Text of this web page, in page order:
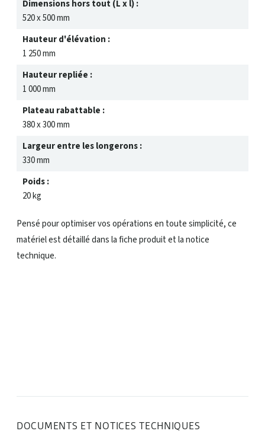
Dimensions hors tout (L x l) :
520 x 500 mm
Hauteur d'élévation :
1 250 mm
Hauteur repliée :
1 000 mm
Plateau rabattable :
380 x 300 mm
Largeur entre les longerons :
330 mm
Poids :
20 kg
Pensé pour optimiser vos opérations en toute simplicité, ce
matériel est détaillé dans la fiche produit et la notice
technique.
DOCUMENTS ET NOTICES TECHNIQUES